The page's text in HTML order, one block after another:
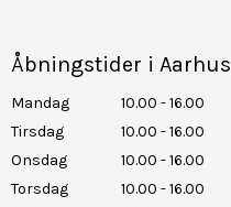
Åbningstider i Aarhus
Mandag
10.00 - 16.00
Tirsdag
10.00 - 16.00
Onsdag
10.00 - 16.00
Torsdag
10.00 - 16.00